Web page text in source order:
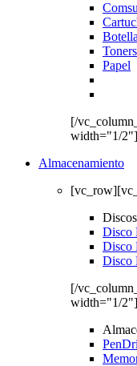
Botella
Toners
Papel
[/
width="1/
Almacenamiento
Disco
Disco
Disco
[/
width="1/